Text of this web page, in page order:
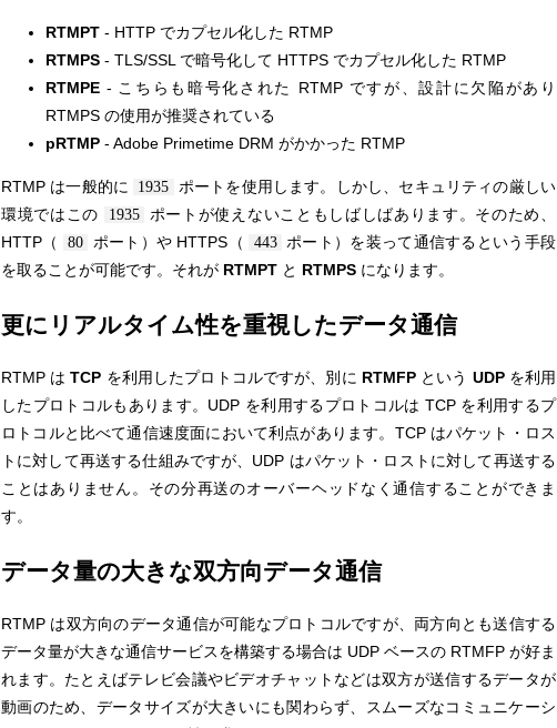
RTMPT - HTTP でカプセル化した RTMP
RTMPS - TLS/SSL で暗号化して HTTPS でカプセル化した RTMP
RTMPE - こちらも暗号化された RTMP ですが、設計に欠陥があり
RTMPS の使用が推奨されている
pRTMP - Adobe Primetime DRM がかかった RTMP
RTMP は一般的に 1935 ポートを使用します。しかし、セキュリティの厳しい
環境ではこの
1935
ポートが使えないこともしばしばあります。そのため、
HTTP（
80 ポート）や HTTPS（ 443 ポート）を装って通信するという手段
を取ることが可能です。それが RTMPT と RTMPS になります。
更にリアルタイム性を重視したデータ通信
RTMP はTCP を利用したプロトコルですが、別に RTMFPという UDPを利用
したプロトコルもあります。UDP を利用するプロトコルは TCP を利用するプ
ロトコルと比べて通信速度面において利点があります。TCP はパケット・ロス
トに対して再送する仕組みですが、UDP はパケット・ロストに対して再送する
ことはありません。その分再送のオーバーヘッドなく通信することができま
す。
データ量の大きな双方向データ通信
RTMP は双方向のデータ通信が可能なプロトコルですが、両方向とも送信する
データ量が大きな通信サービスを構築する場合は UDP ベースの RTMFP が好ま
れます。たとえばテレビ会議やビデオチャットなどは双方が送信するデータが
動画のため、データサイズが大きいにも関わらず、スムーズなコミュニケーシ